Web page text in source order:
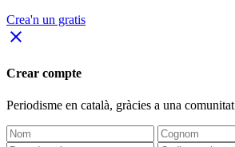
Crea'n un gratis
close
Crear compte
Periodisme en català, gràcies a una